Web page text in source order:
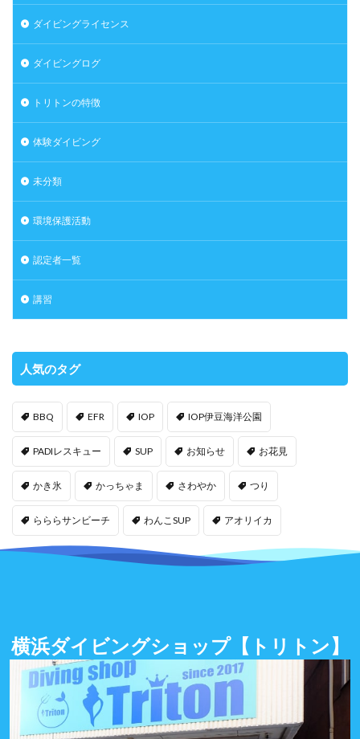
ダイビングライセンス
ダイビングログ
トリトンの特徴
体験ダイビング
未分類
環境保護活動
認定者一覧
講習
人気のタグ
BBQ EFR IOP IOP伊豆海洋公園
PADIレスキュー SUP お知らせ お花見
かき氷 かっちゃま さわやか つり
らららサンビーチ わんこSUP アオリイカ
横浜ダイビングショップ【トリトン】